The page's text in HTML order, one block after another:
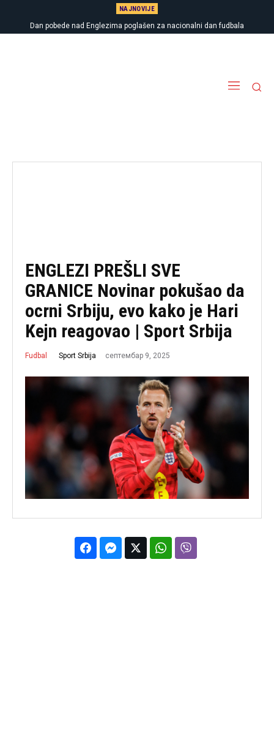
NAJNOVIJE
Dan pobede nad Englezima poglašen za nacionalni dan fudbala
ENGLEZI PREŠLI SVE
GRANICE Novinar pokušao da
ocrni Srbiju, evo kako je Hari
Kejn reagovao | Sport Srbija
Fudbal Sport Srbija септембар 9, 2025